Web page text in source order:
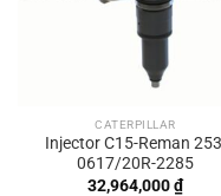
CATERPILLAR
Injector C15-Reman
0617/20R-2285
32,964,000₫